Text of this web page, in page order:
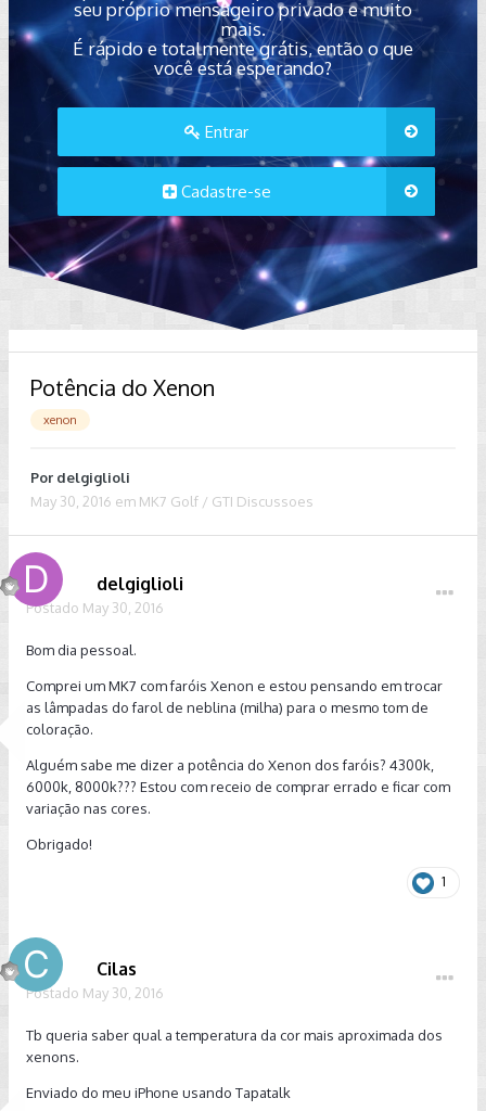
seu próprio mensageiro privado e muito
mais.
É rápido e totalmente grátis, então o que
você está esperando?
Entrar
Cadastre-se
Potência do Xenon
xenon
Por delgiglioli
May 30, 2016 em MK7 Golf / GTI Discussoes
delgiglioli
Postado May 30, 2016
Bom dia pessoal.
Comprei um MK7 com faróis Xenon e estou pensando em trocar
as lâmpadas do farol de neblina (milha) para o mesmo tom de
coloração.
Alguém sabe me dizer a potência do Xenon dos faróis? 4300k,
6000k, 8000k??? Estou com receio de comprar errado e ficar com
variação nas cores.
Obrigado!
1
Cilas
Postado May 30, 2016
Tb queria saber qual a temperatura da cor mais aproximada dos
xenons.
Enviado do meu iPhone usando Tapatalk